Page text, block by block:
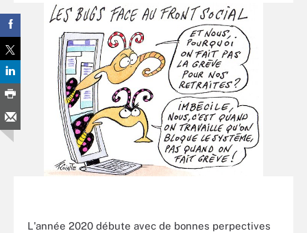
L'année 2020 débute avec de bonnes perpectives